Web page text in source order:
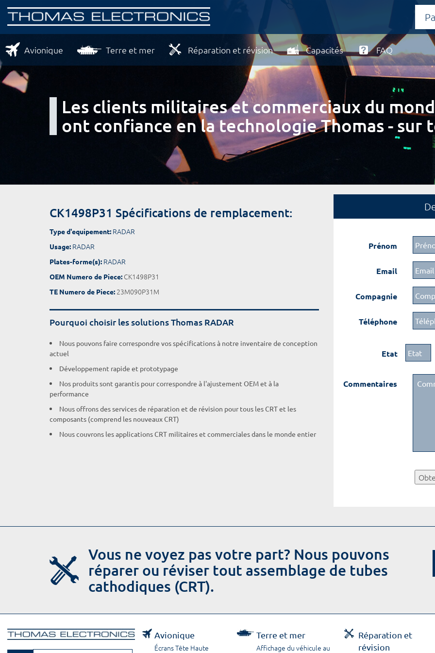
Avionique Terre et mer Réparation et révision Capacités FAQ
Les clients militaires et commerciaux du
ont confiance en la technologie Thomas - sur
CK1498P31 Spécifications de remplacement:
Type d'equipement: RADAR
Usage: RADAR
Plates-forme(s): RADAR
OEM Numero de Piece: CK1498P31
TE Numero de Piece: 23M090P31M
Pourquoi choisir les solutions Thomas RADAR
Nous pouvons faire correspondre vos spécifications à notre inventaire de conception
actuel
Développement rapide et prototypage
Nos produits sont garantis pour correspondre à l'ajustement OEM et à la
performance
Nous offrons des services de réparation et de révision pour tous les CRT et les
composants (comprend les nouveaux CRT)
Nous couvrons les applications CRT militaires et commerciales dans le monde entier
Prénom
Email
Compagnie
Téléphone
Etat
Commentaires
Vous ne voyez pas votre part? Nous pouvons
réparer ou réviser tout assemblage de tubes
cathodiques (CRT).
Avionique
Écrans Tête Haute
Terre et mer
Affichage du véhicule au
Réparation et
révision